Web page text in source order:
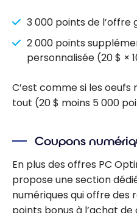
3 000 points de l’offre
2 000 points
personnalisée (20 $ ×
C’est comme si les oeufs
tout (20 $ moins 5 000
Coupons
En plus des offres PC
propose une section
numériques qui offre des